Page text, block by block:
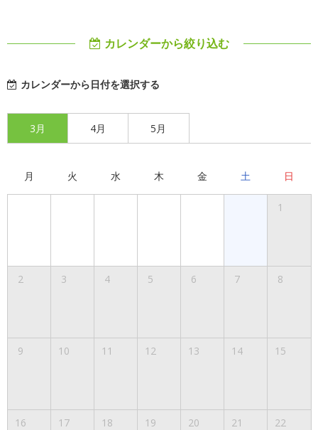
カレンダーから絞り込む
カレンダーから日付を選択する
3月 4月 5月
月 火 水 木 金 土 日
1
2 3 4 5 6 7 8
9 10 11 12 13 14 15
16 17 18 19 20 21 22